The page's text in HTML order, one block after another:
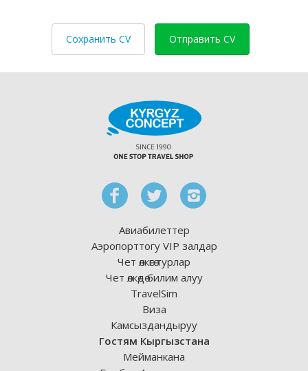
Сохранить CV Отправить CV
Авиабилеттер
Аэропорттогу VIP залдар
Чет өлкөгө турлар
Чет өлкөдө билим алуу
TravelSim
Виза
Камсыздандыруу
Гостям Кыргызстана
Мейманкана